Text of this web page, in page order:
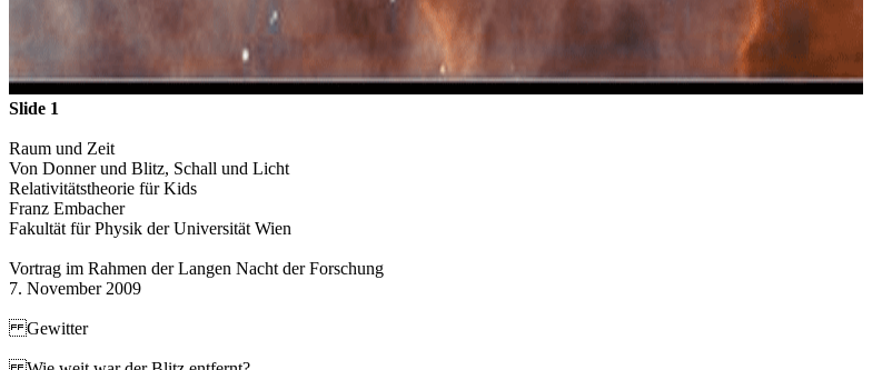
Slide 1
Raum und Zeit
Von Donner und Blitz, Schall und Licht
Relativitätstheorie für Kids
Franz Embacher
Fakultät für Physik der Universität Wien
Vortrag im Rahmen der Langen Nacht der Forschung
7. November 2009
Gewitter